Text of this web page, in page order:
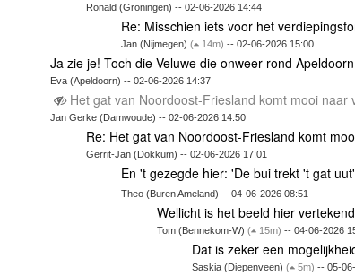
Ronald (Groningen) -- 02-06-2026 14:44
Re: Misschien iets voor het
Jan (Nijmegen)( 14m) -- 02-06-2026 15:00
Ja zie je! Toch die Veluwe die onweer rond
Eva (Apeldoorn) -- 02-06-2026 14:37
Het gat van Noordoost-Friesland komt mooi naar
Jan Gerke (Damwoude) -- 02-06-2026 14:50
Re: Het gat van Noordoost-Friesland komt
Gerrit-Jan (Dokkum) -- 02-06-2026 17:01
En 't gezegde hier: 'De bui trekt 't gat
Theo (Buren Ameland) -- 04-06-2026 08:51
Wellicht is het beeld hier
Tom (Bennekom-W) ( 15m) -- 04-06-2026
Dat is zeker een
Saskia (Diepenveen)( 5m) -- 05-